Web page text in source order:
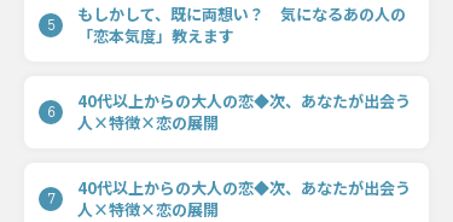
5
もしかして、既に両想い？ 気になるあの人の
「恋本気度」教えます
6
40代以上からの大人の恋◆次、あなたが出会う
人×特徴×恋の展開
7
40代以上からの大人の恋◆次、あなたが出会う
人×特徴×恋の展開